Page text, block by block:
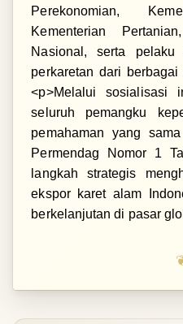
Perekonomian,
Kementerian
Nasional, serta
perkaretan dari
<p>Melalui sosialisasi
seluruh pemangku
pemahaman yang
Permendag Nomor 1
langkah strategis
ekspor karet alam
berkelanjutan di pasar